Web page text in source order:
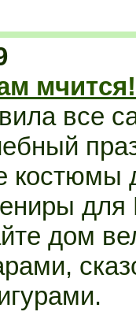
мчится!
все
костюмы
для
дом